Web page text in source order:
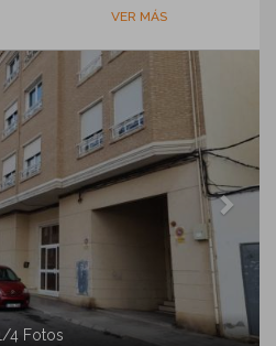
VER MÁS
/4 Fotos